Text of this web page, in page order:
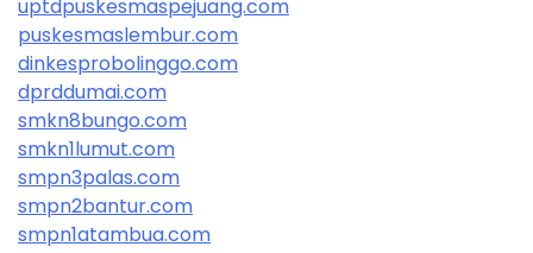
uptdpuskesmaspejuang.com
puskesmaslembur.com
dinkesprobolinggo.com
dprddumai.com
smkn8bungo.com
smkn1lumut.com
smpn3palas.com
smpn2bantur.com
smpn1atambua.com